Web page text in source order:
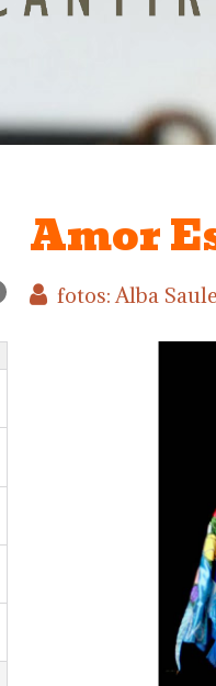
Amor
fotos: Alba